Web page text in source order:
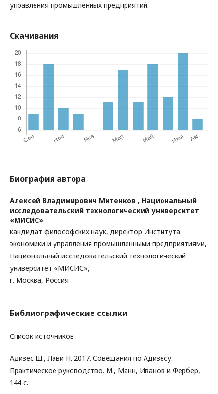
управления промышленных предприятий.
Скачивания
Биография автора
Алексей Владимирович Митенков , Национальный
исследовательский технологический университет
«МИСИС»
кандидат философских наук, директор Института
экономики и управления промышленными предприятиями,
Национальный исследовательский технологический
университет «МИСИС»,
г. Москва, Россия
Библиографические ссылки
Список источников
Адизес Ш., Лави Н. 2017. Совещания по Адизесу.
Практическое руководство. М., Манн, Иванов и Фербер,
144 с.